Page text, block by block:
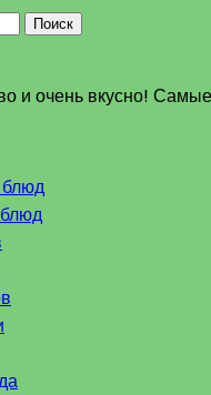
Поиск
и очень вкусно!